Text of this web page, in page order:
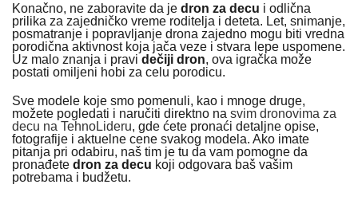
Konačno, ne zaboravite da je dron za decu i odlična
prilika za zajedničko vreme roditelja i deteta. Let, snimanje,
posmatranje i popravljanje drona zajedno mogu biti vredna
porodična aktivnost koja jača veze i stvara lepe uspomene.
Uz malo znanja i pravi dečiji dron, ova igračka može
postati omiljeni hobi za celu porodicu.
Sve modele koje smo pomenuli, kao i mnoge druge,
možete pogledati i naručiti direktno na svim dronovima za
decu na TehnoLideru, gde ćete pronaći detaljne opise,
fotografije i aktuelne cene svakog modela. Ako imate
pitanja pri odabiru, naš tim je tu da vam pomogne da
pronađete dron za decu koji odgovara baš vašim
potrebama i budžetu.